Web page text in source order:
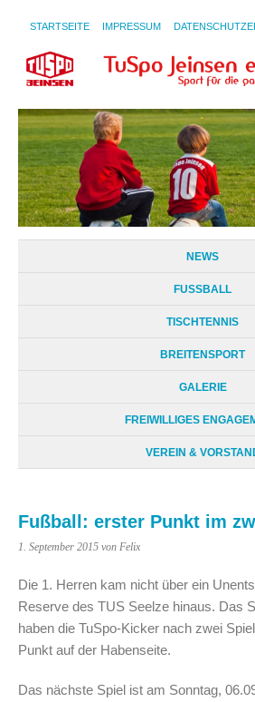
STARTSEITE IMPRESSUM
NEWS
FUSSBALL
TISCHTENNIS
BREITENSPORT
GALERIE
FREIWILLIGES
VEREIN &
Fußball: erster Punkt im
1. September 2015 von Felix
Die 1. Herren kam nicht über ein
Reserve des TUS Seelze hinaus. Das
haben die TuSpo-Kicker nach zwei
Punkt auf der Habenseite.
Das nächste Spiel ist am Sonntag,